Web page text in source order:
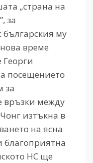
„страна на
за
българския му
време
посещението
за
връзки между
изтъкна в
на ясна
благоприятна
НС ще